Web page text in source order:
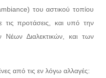
του αστικού τοπίου
προτάσεις, και υπό την
Διαλεκτικών, και των
από τις εν λόγω αλλαγές: